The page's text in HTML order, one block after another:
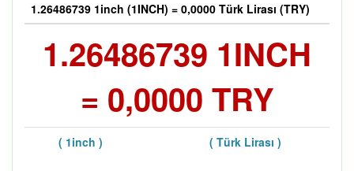
1.26486739 1inch (1INCH) = 0,0000 Türk Lirası (TRY)
1.26486739 1INCH
= 0,0000 TRY
( 1inch ) ( Türk Lirası )